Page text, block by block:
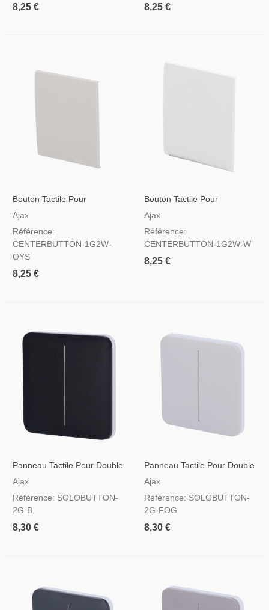
8,25 € 8,25 €
Bouton Tactile Pour
Interrupteur D'éclairage
Ajax
Référence:
CENTERBUTTON-1G2W-
OYS
8,25 €
Bouton Tactile Pour
Interrupteur D'éclairage
Ajax
Référence:
CENTERBUTTON-1G2W-W
8,25 €
Panneau Tactile Pour Double
Interrupteur D'éclairage Noir
Ajax
Référence: SOLOBUTTON-
2G-B
8,30 €
Panneau Tactile Pour Double
Interrupteur D'éclairage
Ajax
Référence: SOLOBUTTON-
2G-FOG
8,30 €